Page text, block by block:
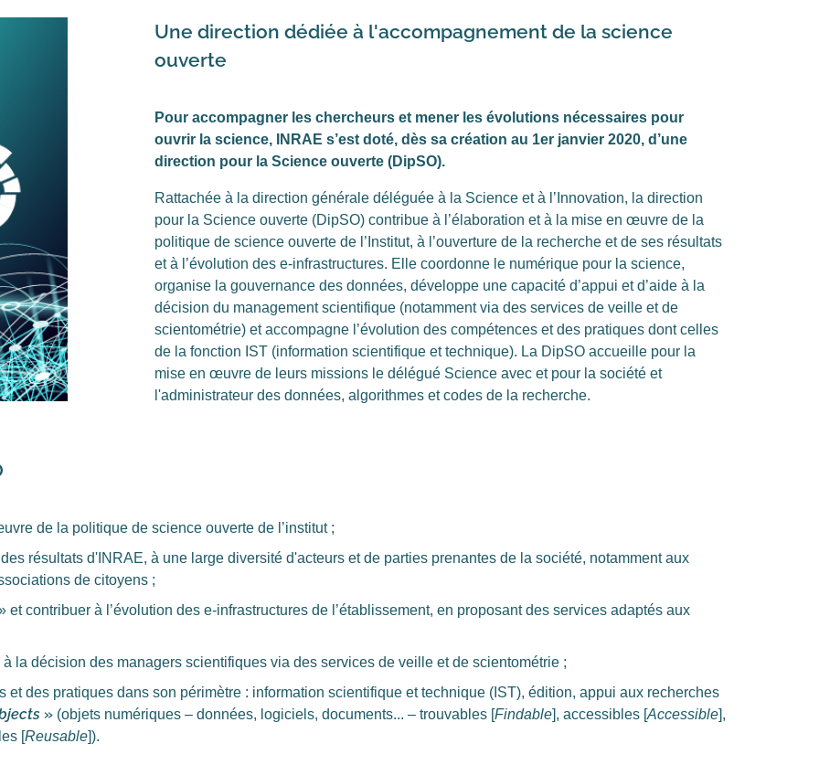
Une direction dédiée à l'accompagnement de la science
ouverte
Pour accompagner les chercheurs et mener les évolutions nécessaires pour
ouvrir la science, INRAE s’est doté, dès sa création au 1er janvier 2020, d’une
direction pour la Science ouverte (DipSO).
Rattachée à la direction générale déléguée à la Science et à l’Innovation, la direction
pour la Science ouverte (DipSO) contribue à l’élaboration et à la mise en œuvre de la
politique de science ouverte de l’Institut, à l’ouverture de la recherche et de ses résultats
et à l’évolution des e-infrastructures. Elle coordonne le numérique pour la science,
organise la gouvernance des données, développe une capacité d’appui et d’aide à la
décision du management scientifique (notamment via des services de veille et de
scientométrie) et accompagne l’évolution des compétences et des pratiques dont celles
de la fonction IST (information scientifique et technique). La DipSO accueille pour la
mise en œuvre de leurs missions le délégué Science avec et pour la société et
l'administrateur des données, algorithmes et codes de la recherche.
de la politique de science ouverte de l’institut ;
résultats d'INRAE, à une large diversité d'acteurs et de parties prenantes de la société, notamment aux
de citoyens ;
contribuer à l’évolution des e-infrastructures de l’établissement, en proposant des services adaptés aux
la décision des managers scientifiques via des services de veille et de scientométrie ;
et des pratiques dans son périmètre : information scientifique et technique (IST), édition, appui aux recherches
»(objets numériques – données, logiciels, documents... – trouvables [Findable], accessibles [Accessible],
[Reusable]).